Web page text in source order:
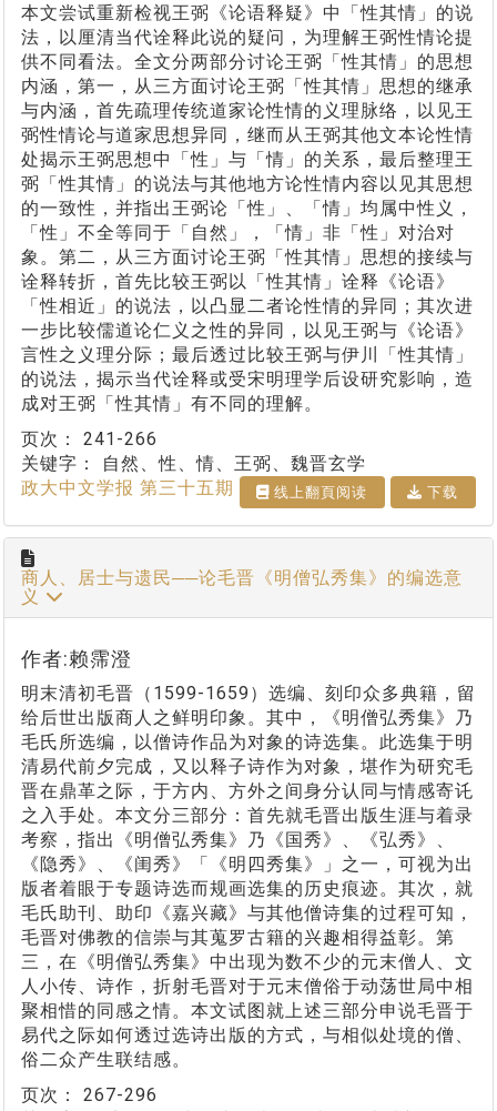
本文尝试重新检视王弼《论语释疑》中「性其情」的说
法，以厘清当代诠释此说的疑问，为理解王弼性情论提
供不同看法。全文分两部分讨论王弼「性其情」的思想
内涵，第一，从三方面讨论王弼「性其情」思想的继承
与内涵，首先疏理传统道家论性情的义理脉络，以见王
弼性情论与道家思想异同，继而从王弼其他文本论性情
处揭示王弼思想中「性」与「情」的关系，最后整理王
弼「性其情」的说法与其他地方论性情内容以见其思想
的一致性，并指出王弼论「性」、「情」均属中性义，
「性」不全等同于「自然」，「情」非「性」对治对
象。第二，从三方面讨论王弼「性其情」思想的接续与
诠释转折，首先比较王弼以「性其情」诠释《论语》
「性相近」的说法，以凸显二者论性情的异同；其次进
一步比较儒道论仁义之性的异同，以见王弼与《论语》
言性之义理分际；最后透过比较王弼与伊川「性其情」
的说法，揭示当代诠释或受宋明理学后设研究影响，造
成对王弼「性其情」有不同的理解。
页次： 241-266
关键字：
自然、性、情、王弼、魏晋玄学
政大中文学报 第三十五期
线上翻⾴阅读 下载
商人、居士与遗民──论毛晋《明僧弘秀集》的编选意
义
作者:赖霈澄
明末清初毛晋（1599-1659）选编、刻印众多典籍，留
给后世出版商人之鲜明印象。其中，《明僧弘秀集》乃
毛氏所选编，以僧诗作品为对象的诗选集。此选集于明
清易代前夕完成，又以释子诗作为对象，堪作为研究毛
晋在鼎革之际，于方内、方外之间身分认同与情感寄讬
之入手处。本文分三部分：首先就毛晋出版生涯与着录
考察，指出《明僧弘秀集》乃《国秀》、《弘秀》、
《隐秀》、《闺秀》「《明四秀集》」之一，可视为出
版者着眼于专题诗选而规画选集的历史痕迹。其次，就
毛氏助刊、助印《嘉兴藏》与其他僧诗集的过程可知，
毛晋对佛教的信崇与其蒐罗古籍的兴趣相得益彰。第
三，在《明僧弘秀集》中出现为数不少的元末僧人、文
人小传、诗作，折射毛晋对于元末僧俗于动荡世局中相
聚相惜的同感之情。本文试图就上述三部分申说毛晋于
易代之际如何透过选诗出版的方式，与相似处境的僧、
俗二众产生联结感。
页次： 267-296